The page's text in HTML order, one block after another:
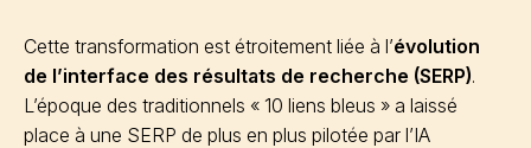
Cette transformation est étroitement liée à l’évolution
de l’interface des résultats de recherche (SERP).
L’époque des traditionnels « 10 liens bleus » a laissé
place à une SERP de plus en plus pilotée par l’IA